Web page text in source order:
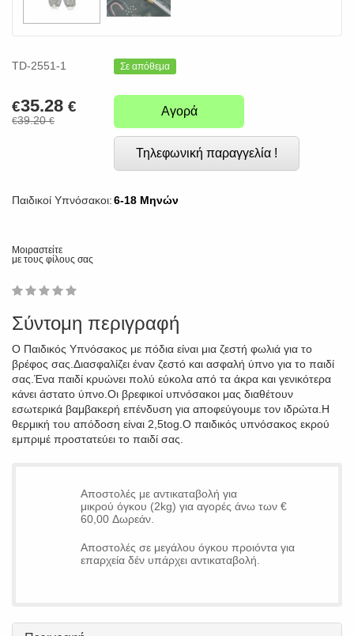
TD-2551-1 Σε απόθεμα
€35.28 €
€39.20€
Αγορά
Τηλεφωνική παραγγελία !
Παιδικοί Υπνόσακοι:6-18 Μηνών
Μοιραστείτε
με τους φίλους σας
1
2
3
4
5
Σύντομη περιγραφή
Ο Παιδικός Υπνόσακος με πόδια είναι μια ζεστή φωλιά για το
βρέφος σας.Διασφαλίζει έναν ζεστό και ασφαλή ύπνο για το παιδί
σας.Ένα παιδί κρυώνει πολύ εύκολα από τα άκρα και γενικότερα
κάνει άστατο ύπνο.Οι βρεφικοί υπνόσακοι μας διαθέτουν
εσωτερικά βαμβακερή επένδυση για αποφεύγουμε τον ιδρώτα.Η
θερμική του απόδοση είναι 2,5tog.Ο παιδικός υπνόσακος εκρού
εμπριμέ προστατεύει το παιδί σας.
Αποστολές με αντικαταβολή για
μικρού όγκου (2kg) για αγορές άνω των €
60,00 Δωρεάν.
Αποστολές σε μεγάλου όγκου προιόντα για
επαρχεία δέν υπάρχει αντικαταβολή.